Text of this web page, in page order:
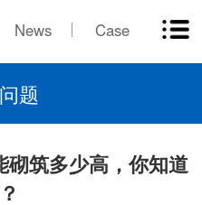
News Case
题
筑多少高，你知道